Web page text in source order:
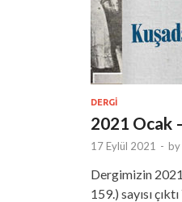
DERGI
2021 Ocak
17 Eylül 2021 - by
Dergimizin
159.) sayısı